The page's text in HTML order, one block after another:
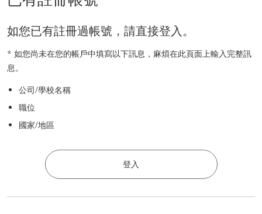
如您已有註冊過帳號，請直接登入。
* 如您尚未在您的帳戶中填寫以下訊息，麻煩在此頁面上輸入完整訊
息。
公司/學校名稱
職位
國家/地區
登入